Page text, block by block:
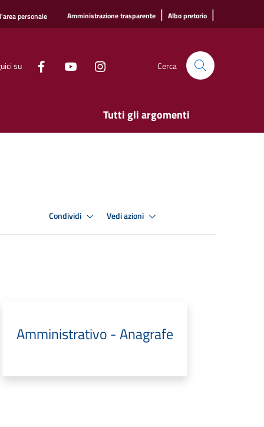
personale Amministrazione trasparente | Albo pretorio |
su Cerca
Tutti gli argomenti
Condividi Vedi azioni
Amministrativo - Anagrafe